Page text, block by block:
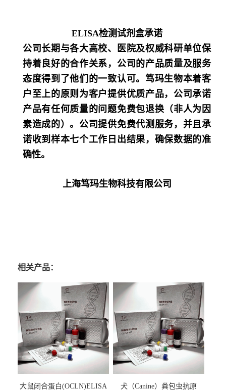
ELISA检测试剂盒承诺
公司长期与各大高校、医院及权威科研单位保
持着良好的合作关系，公司的产品质量及服务
态度得到了他们的一致认可。笃玛生物本着客
户至上的原则为客户提供优质产品，公司承诺
产品有任何质量的问题免费包退换（非人为因
素造成的）。公司提供免费代测服务，并且承
诺收到样本七个工作日出结果，确保数据的准
确性。
上海笃玛生物科技有限公司
相关产品：
大鼠闭合蛋白(OCLN)ELISA 犬（Canine）粪包虫抗原